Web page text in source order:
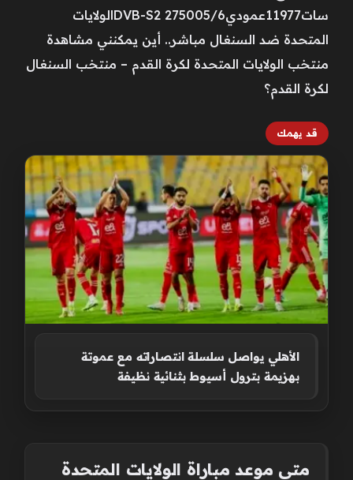
سات11977عمودي275005/6 DVB-S2الولايات
المتحدة ضد السنغال مباشر.. أين يمكنني مشاهدة
‎‎منتخب الولايات المتحدة لكرة القدم – منتخب السنغال
لكرة القدم؟
قد يهمك
الأهلي يواصل سلسلة انتصاراته مع عموتة
بهزيمة بترول أسيوط بثنائية نظيفة
متى موعد مباراة الولايات المتحدة